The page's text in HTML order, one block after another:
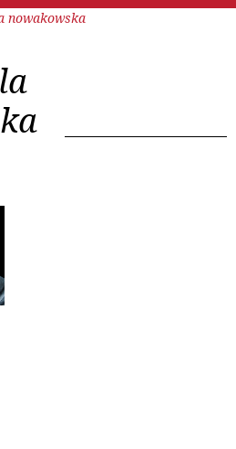
nowakowska